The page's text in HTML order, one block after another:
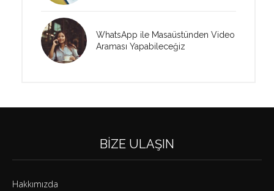
WhatsApp ile Masaüstünden Video
Araması Yapabileceğiz
BIZE ULAŞIN
Hakkımızda